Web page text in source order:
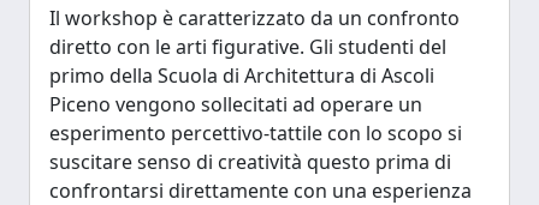
Il workshop è caratterizzato da un confronto
diretto con le arti figurative. Gli studenti del
primo della Scuola di Architettura di Ascoli
Piceno vengono sollecitati ad operare un
esperimento percettivo-tattile con lo scopo si
suscitare senso di creatività questo prima di
confrontarsi direttamente con una esperienza